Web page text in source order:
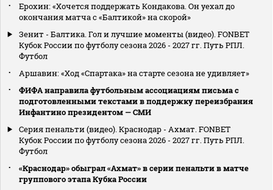
Ерохин: «Хочется поддержать Кондакова. Он уехал до
окончания матча с «Балтикой» на скорой»
Зенит - Балтика. Гол и лучшие моменты (видео). FONBET
Кубок России по футболу сезона 2026 - 2027 гг. Путь РПЛ.
Футбол
Аршавин: «Ход «Спартака» на старте сезона не удивляет»
ФИФА направила футбольным ассоциациям письма с
подготовленными текстами в поддержку переизбрания
Инфантино президентом — СМИ
Серия пенальти (видео). Краснодар - Ахмат. FONBET
Кубок России по футболу сезона 2026 - 2027 гг. Путь РПЛ.
Футбол
«Краснодар» обыграл «Ахмат» в серии пенальти в матче
группового этапа Кубка России